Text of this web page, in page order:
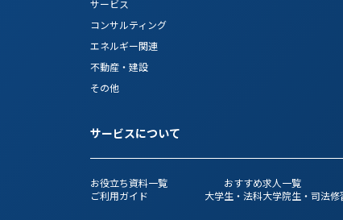
サービス
コンサルティング
エネルギー関連
不動産・建設
その他
サービスについて
お役立ち資料一覧 おすすめ求人一覧
ご利用ガイド
大学生・法科大学院生・司法修